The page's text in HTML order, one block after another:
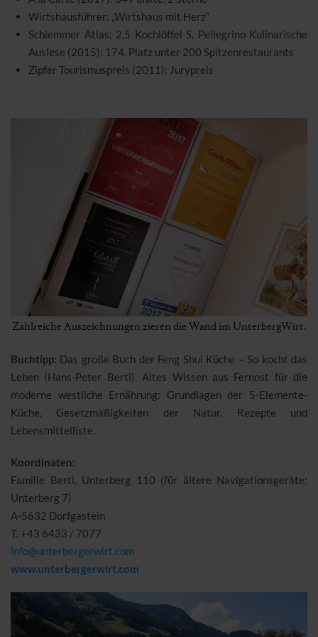
Wirtshausführer: „Wirtshaus mit Herz“
Schlemmer Atlas: 2,5 Kochlöffel S. Pellegrino Kulinarische
Auslese (2015): 174. Platz unter 200 Spitzenrestaurants
Zipfer Tourismuspreis (2011): Jurypreis
Zahlreiche Auszeichnungen zieren die Wand im UnterbergWirt.
Buchtipp: Das große Buch der Feng Shui Küche – So kocht das
Leben (Hans-Peter Berti). Altes Wissen aus Fernost für die
moderne westliche Ernährung: Grundlagen der 5-Elemente-
Küche, Gesetzmäßigkeiten der Natur, Rezepte und
Lebensmittelliste.
Koordinaten:
Familie Berti, Unterberg 110 (für ältere Navigationsgeräte:
Unterberg 7)
A-5632 Dorfgastein
T. +43 6433 / 7077
info@unterbergerwirt.com
www.unterbergerwirt.com